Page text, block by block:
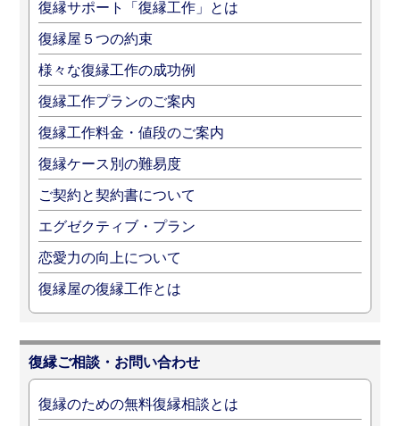
復縁サポート「復縁工作」とは
復縁屋５つの約束
様々な復縁工作の成功例
復縁工作プランのご案内
復縁工作料金・値段のご案内
復縁ケース別の難易度
ご契約と契約書について
エグゼクティブ・プラン
恋愛力の向上について
復縁屋の復縁工作とは
復縁ご相談・お問い合わせ
復縁のための無料復縁相談とは